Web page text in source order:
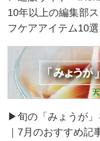
10年以上の編集部
フケアアイテム10選
▶旬の「みょうが」
｜7月のおすすめ記